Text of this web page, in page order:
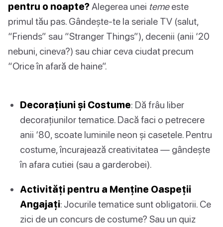
pentru o noapte?Alegerea unei temeeste
primul tău pas. Gândește-te la seriale TV (salut,
“Friends” sau “Stranger Things”), decenii (anii ‘20
nebuni, cineva?) sau chiar ceva ciudat precum
“Orice în afară de haine”.
Decorațiuni și Costume: Dă frâu liber
decorațiunilor tematice. Dacă faci o petrecere
anii ‘80, scoate luminile neon și casetele. Pentru
costume, încurajează creativitatea — gândește
în afara cutiei (sau a garderobei).
Activități pentru a Menține Oaspeții
Angajați: Jocurile tematice sunt obligatorii. Ce
zici de un concurs de costume? Sau un quiz